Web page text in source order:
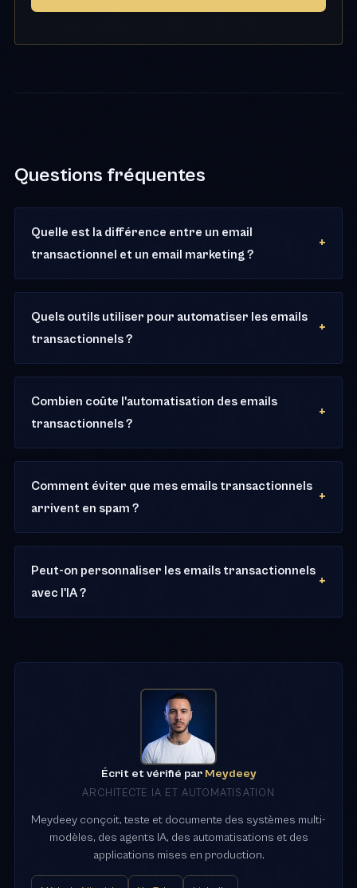
Questions fréquentes
Quelle est la différence entre un email
transactionnel et un email marketing ?
Quels outils utiliser pour automatiser les emails
transactionnels ?
Combien coûte l'automatisation des emails
transactionnels ?
Comment éviter que mes emails transactionnels
arrivent en spam ?
Peut-on personnaliser les emails transactionnels
avec l'IA ?
Écrit et vérifié par Meydeey
ARCHITECTE IA ET AUTOMATISATION
Meydeey conçoit, teste et documente des systèmes multi-
modèles, des agents IA, des automatisations et des
applications mises en production.